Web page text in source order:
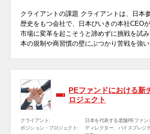
クライアントの課題 クライアントは、日本
歴史をもつ会社で、日本びいきの本社CEO
市場に変革を起こそうと諦めずに挑戦を試
本の規制や商習慣の壁にぶつかり苦戦を強
PEファンドにおける新
ロジェクト
クライアント:
日本を代表する老舗PEファン
ポジション・プロジェクト:
ディレクター、バイスプレジ